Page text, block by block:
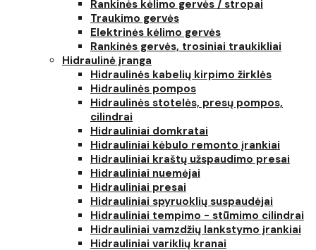
Rankinės kėlimo gervės / stropai
Traukimo gervės
Elektrinės kėlimo gervės
Rankinės gervės, trosiniai traukikliai
Hidraulinė įranga
Hidraulinės kabelių kirpimo žirklės
Hidraulinės pompos
Hidraulinės stotelės, presų pompos,
cilindrai
Hidrauliniai domkratai
Hidrauliniai kėbulo remonto įrankiai
Hidrauliniai kraštų užspaudimo presai
Hidrauliniai nuemėjai
Hidrauliniai presai
Hidrauliniai spyruoklių suspaudėjai
Hidrauliniai tempimo - stūmimo cilindrai
Hidrauliniai vamzdžių lankstymo įrankiai
Hidrauliniai variklių kranai